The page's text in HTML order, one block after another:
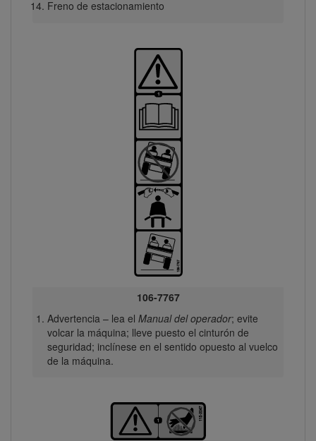
Freno de estacionamiento
106-7767
Advertencia – lea el Manual del operador; evite
volcar la máquina; lleve puesto el cinturón de
seguridad; inclínese en el sentido opuesto al vuelco
de la máquina.